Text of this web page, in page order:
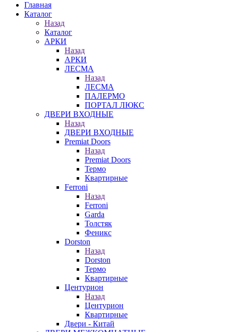
Главная
Каталог
Назад
Каталог
АРКИ
Назад
АРКИ
ЛЕСМА
Назад
ЛЕСМА
ПАЛЕРМО
ПОРТАЛ ЛЮКС
ДВЕРИ ВХОДНЫЕ
Назад
ДВЕРИ ВХОДНЫЕ
Premiat Doors
Назад
Premiat Doors
Термо
Квартирные
Ferroni
Назад
Ferroni
Garda
Толстяк
Феникс
Dorston
Назад
Dorston
Термо
Квартирные
Центурион
Назад
Центурион
Квартирные
Двери - Китай